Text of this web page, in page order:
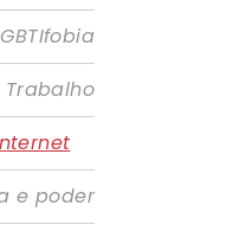
Trabalho
e poder